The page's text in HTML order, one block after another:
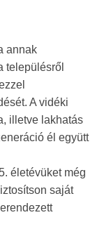
annak
településről
A vidéki
illetve lakhatás
él együtt
életévüket még
saját